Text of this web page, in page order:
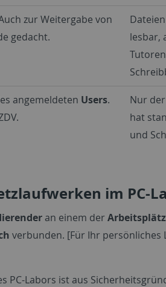
zur Weitergabe von
gedacht.
lesbar,
angemeldeten Users.
Nur
hat
und
im PC-
an einem der
verbunden. [Für Ihr persönliches
PC-Labors ist aus